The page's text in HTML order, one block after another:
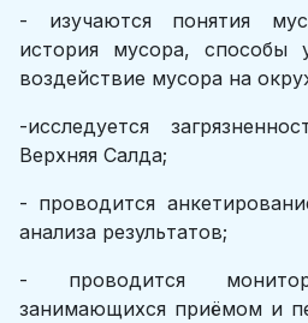
- изучаются понятия
история мусора, способы
воздействие мусора на
-исследуется
Верхняя Салда;
- проводится
анализа результатов;
- проводится
занимающихся приёмом и